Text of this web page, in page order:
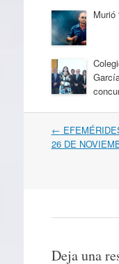
Murió
Navegación
por
←
26 DE
Deja una